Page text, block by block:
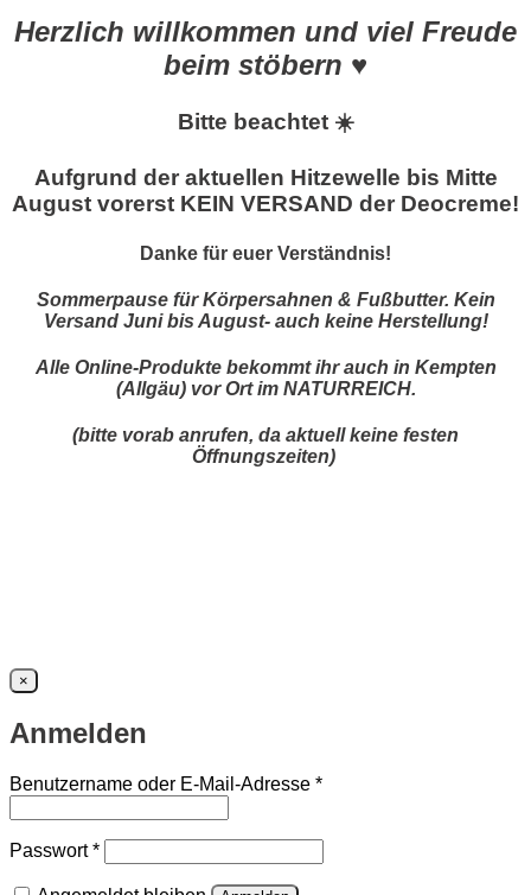
Herzlich willkommen und viel Freude
beim stöbern ♥
Bitte beachtet ☀️
Aufgrund der aktuellen Hitzewelle bis Mitte
August vorerst KEIN VERSAND der Deocreme!
Danke für euer Verständnis!
Sommerpause für Körpersahnen & Fußbutter. Kein
Versand Juni bis August- auch keine Herstellung!
Alle Online-Produkte bekommt ihr auch in Kempten
(Allgäu) vor Ort im NATURREICH.
(bitte vorab anrufen, da aktuell keine festen
Öffnungszeiten)
×
Anmelden
Benutzername oder E-Mail-Adresse *Erforderlich
Passwort*Erforderlich